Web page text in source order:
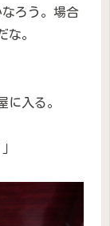
ろう。場合
な。
に入る。